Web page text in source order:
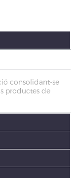
consolidant-se
productes de